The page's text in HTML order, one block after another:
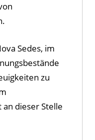
Sedes, im
zu
dieser Stelle